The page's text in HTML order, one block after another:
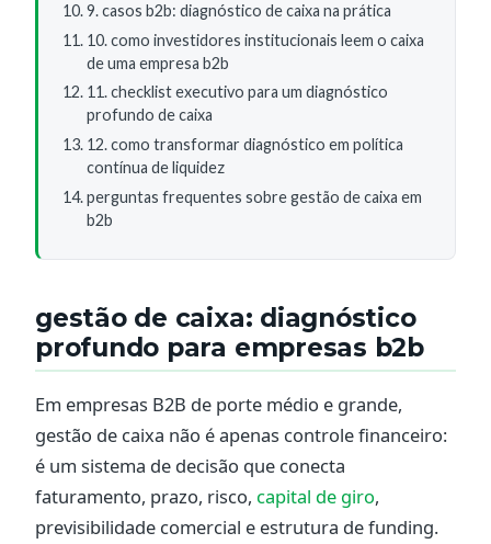
9. casos b2b: diagnóstico de caixa na prática
10. como investidores institucionais leem o caixa
de uma empresa b2b
11. checklist executivo para um diagnóstico
profundo de caixa
12. como transformar diagnóstico em política
contínua de liquidez
perguntas frequentes sobre gestão de caixa em
b2b
gestão de caixa: diagnóstico
profundo para empresas b2b
Em empresas B2B de porte médio e grande,
gestão de caixa não é apenas controle financeiro:
é um sistema de decisão que conecta
faturamento, prazo, risco, capital de giro,
previsibilidade comercial e estrutura de funding.